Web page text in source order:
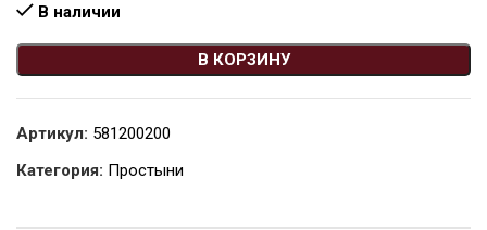
В наличии
В КОРЗИНУ
Артикул: 581200200
Категория: Простыни